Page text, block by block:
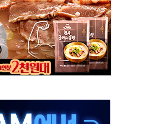
동산 정상화"
구속 기소